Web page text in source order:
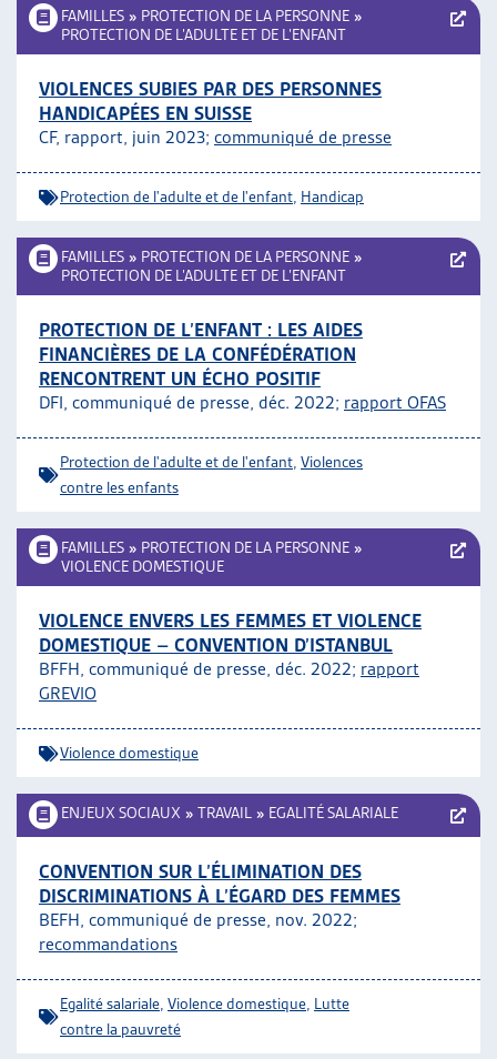
FAMILLES » PROTECTION DE LA PERSONNE »
PROTECTION DE L’ADULTE ET DE L’ENFANT
VIOLENCES SUBIES PAR DES PERSONNES
HANDICAPÉES EN SUISSE
CF, rapport, juin 2023; communiqué de presse
Protection de l'adulte et de l'enfant Handicap
FAMILLES » PROTECTION DE LA PERSONNE »
PROTECTION DE L’ADULTE ET DE L’ENFANT
PROTECTION DE L’ENFANT : LES AIDES
FINANCIÈRES DE LA CONFÉDÉRATION
RENCONTRENT UN ÉCHO POSITIF
DFI, communiqué de presse, déc. 2022; rapport OFAS
Protection de l'adulte et de l'enfant Violences
contre les enfants
FAMILLES » PROTECTION DE LA PERSONNE »
VIOLENCE DOMESTIQUE
VIOLENCE ENVERS LES FEMMES ET VIOLENCE
DOMESTIQUE – CONVENTION D’ISTANBUL
BFFH, communiqué de presse, déc. 2022; rapport
GREVIO
Violence domestique
ENJEUX SOCIAUX » TRAVAIL » EGALITÉ SALARIALE
CONVENTION SUR L’ÉLIMINATION DES
DISCRIMINATIONS À L’ÉGARD DES FEMMES
BEFH, communiqué de presse, nov. 2022;
recommandations
Egalité salariale Violence domestique Lutte
contre la pauvreté